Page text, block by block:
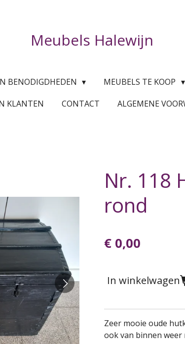
Meubels Halewijn
BENODIGDHEDEN MEUBELS TE KOOP
KLANTEN CONTACT ALGEMENE
Nr. 118
rond
€ 0,00
In winkelwagen
Zeer mooie oude
ook van binnen weer